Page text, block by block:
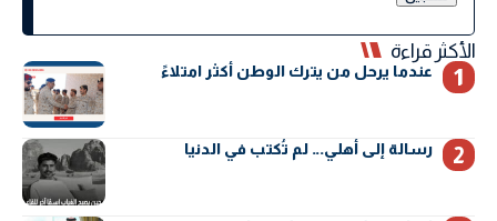
الأكثر قراءة
عندما يرحل من يترك الوطن أكثر امتلاءً
رسالة إلى أهلي… لم تُكتب في الدنيا